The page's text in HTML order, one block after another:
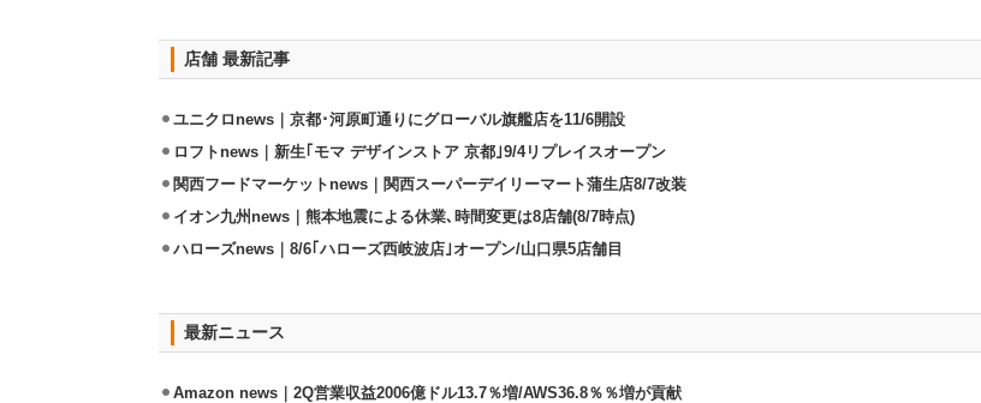
店舗 最新記事
ユニクロnews｜京都･河原町通りにグローバル旗艦店を11/6開設
ロフトnews｜新生｢モマ デザインストア 京都｣9/4リプレイスオープン
関西フードマーケットnews｜関西スーパーデイリーマート蒲生店8/7改装
イオン九州news｜熊本地震による休業､時間変更は8店舗(8/7時点)
ハローズnews｜8/6｢ハローズ西岐波店｣オープン/山口県5店舗目
最新ニュース
Amazon news｜2Q営業収益2006億ドル13.7％増/AWS36.8％％増が貢献